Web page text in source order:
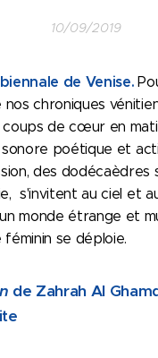
10/09/2019
de Venise.
chroniques
de cœur en
sonore poétique et
des dodécaèdres
s'invitent au ciel et
monde étrange et
se déploie.
de Zahrah Al